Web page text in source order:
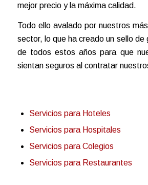
mejor precio y la máxima calidad.
Todo ello avalado por nuestros
sector, lo que ha creado un sello
de todos estos años para que
sientan seguros al contratar
Servicios para Hoteles
Servicios para Hospitales
Servicios para Colegios
Servicios para Restaurantes